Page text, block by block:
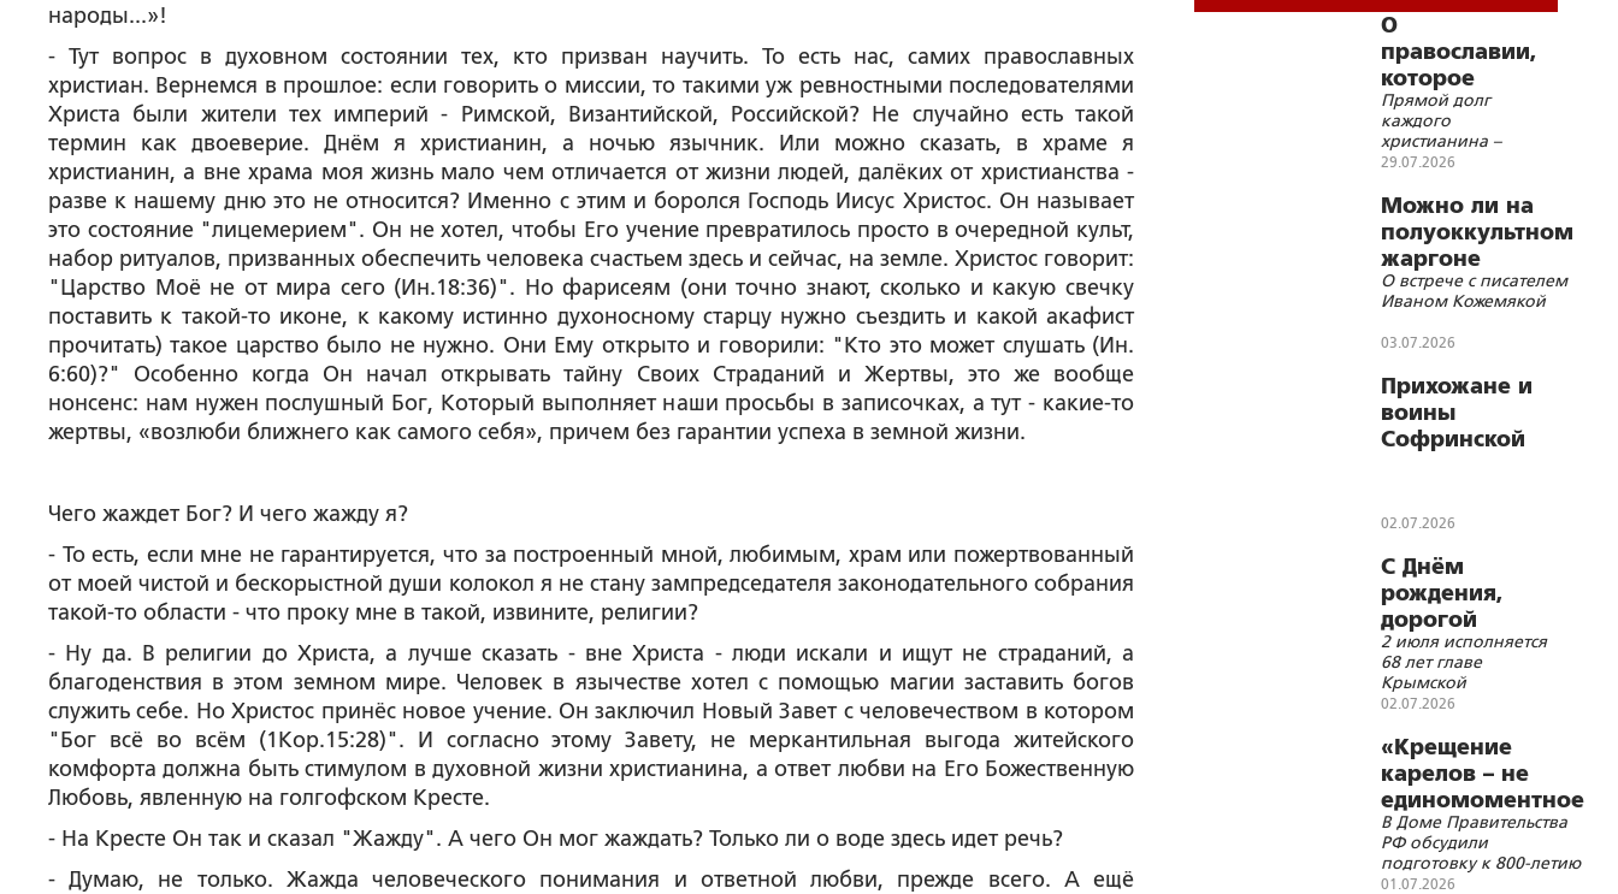
народы...»!
- Тут вопрос в духовном состоянии тех, кто призван научить. То есть нас, самих православных
христиан. Вернемся в прошлое: если говорить о миссии, то такими уж ревностными последователями
Христа были жители тех империй - Римской, Византийской, Российской? Не случайно есть такой
термин как двоеверие. Днём я христианин, а ночью язычник. Или можно сказать, в храме я
христианин, а вне храма моя жизнь мало чем отличается от жизни людей, далёких от христианства -
разве к нашему дню это не относится? Именно с этим и боролся Господь Иисус Христос. Он называет
это состояние "лицемерием". Он не хотел, чтобы Его учение превратилось просто в очередной культ,
набор ритуалов, призванных обеспечить человека счастьем здесь и сейчас, на земле. Христос говорит:
"Царство Моё не от мира сего (Ин.18:36)". Но фарисеям (они точно знают, сколько и какую свечку
поставить к такой-то иконе, к какому истинно духоносному старцу нужно съездить и какой акафист
прочитать) такое царство было не нужно. Они Ему открыто и говорили: "Кто это может слушать (Ин.
6:60)?" Особенно когда Он начал открывать тайну Своих Страданий и Жертвы, это же вообще
нонсенс: нам нужен послушный Бог, Который выполняет наши просьбы в записочках, а тут - какие-то
жертвы, «возлюби ближнего как самого себя», причем без гарантии успеха в земной жизни.
Чего жаждет Бог? И чего жажду я?
- То есть, если мне не гарантируется, что за построенный мной, любимым, храм или пожертвованный
от моей чистой и бескорыстной души колокол я не стану зампредседателя законодательного собрания
такой-то области - что проку мне в такой, извините, религии?
- Ну да. В религии до Христа, а лучше сказать - вне Христа - люди искали и ищут не страданий, а
благоденствия в этом земном мире. Человек в язычестве хотел с помощью магии заставить богов
служить себе. Но Христос принёс новое учение. Он заключил Новый Завет с человечеством в котором
"Бог всё во всём (1Кор.15:28)". И согласно этому Завету, не меркантильная выгода житейского
комфорта должна быть стимулом в духовной жизни христианина, а ответ любви на Его Божественную
Любовь, явленную на голгофском Кресте.
- На Кресте Он так и сказал "Жажду". А чего Он мог жаждать? Только ли о воде здесь идет речь?
- Думаю, не только. Жажда человеческого понимания и ответной любви, прежде всего. А ещё
О
православии,
которое
никому не
нужно
Прямой долг
каждого
христианина –
хранить личное
непоколебимой
Божиим и
Священному
Преданию
29.07.2026
Можно ли на
полуоккультном
жаргоне
говорить об
ответах на
Главные
О встрече с писателем
Иваном Кожемякой
03.07.2026
Прихожане и
воины
Софринской
совершили
поездку к
святыням
Ярославской
земли
02.07.2026
С Днём
рождения,
дорогой
Владыка
Тихон!
2 июля исполняется
68 лет главе
Крымской
митрополии
02.07.2026
«Крещение
карелов – не
единомоментное
событие, а
живой процесс»
В Доме Правительства
РФ обсудили
подготовку к 800-летию
крещения карелов
01.07.2026